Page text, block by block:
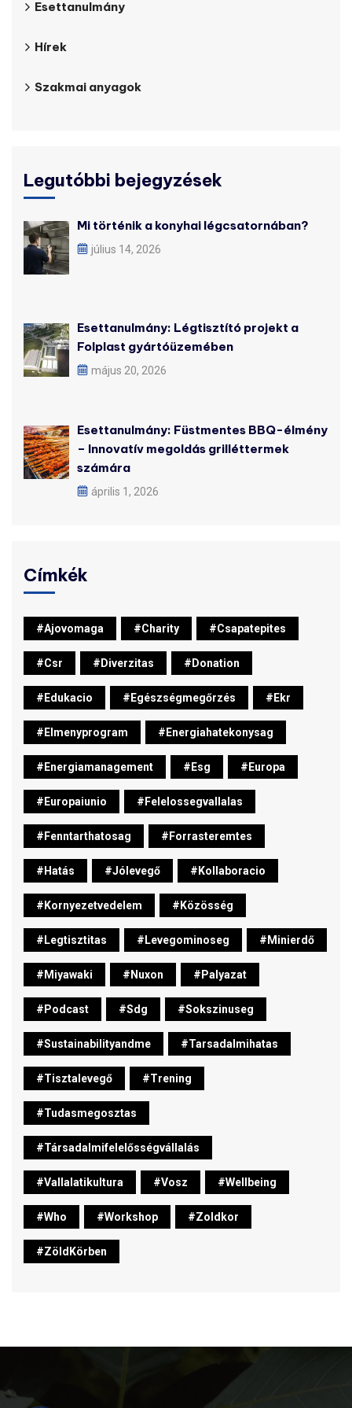
Esettanulmány
Hírek
Szakmai anyagok
Legutóbbi bejegyzések
Mi történik a konyhai légcsatornában?
július 14, 2026
Esettanulmány: Légtisztító projekt a
Folplast gyártóüzemében
május 20, 2026
Esettanulmány: Füstmentes BBQ-élmény
– Innovatív megoldás grilléttermek
számára
április 1, 2026
Címkék
#ajovomaga #charity #csapatepites
#csr #diverzitas #donation
#edukacio #egészségmegőrzés #ekr
#elmenyprogram #energiahatekonysag
#energiamanagement #esg #europa
#europaiunio #felelossegvallalas
#fenntarthatosag #forrasteremtes
#hatás #jólevegő #kollaboracio
#kornyezetvedelem #közösség
#legtisztitas #levegominoseg #minierdő
#miyawaki #nuxon #palyazat
#podcast #sdg #sokszinuseg
#sustainabilityandme #tarsadalmihatas
#tisztalevegő #trening
#tudasmegosztas
#társadalmifelelősségvállalás
#vallalatikultura #vosz #wellbeing
#who #workshop #zoldkor
#ZöldKörben